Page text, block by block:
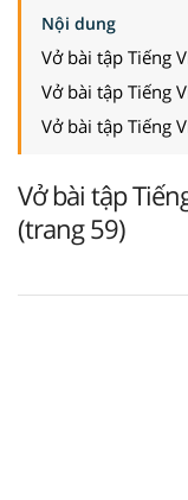
Nội dung
Vở bài tập Tiếng
Vở bài tập Tiếng
Vở bài tập Tiếng
Vở bài tập
(trang 59)